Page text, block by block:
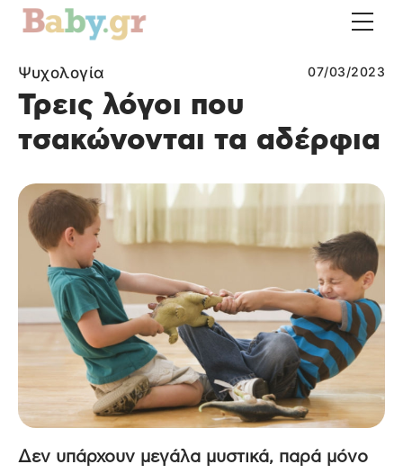
Ψυχολογία 07/03/2023
Τρεις λόγοι που
τσακώνονται τα αδέρφια
Δεν υπάρχουν μεγάλα μυστικά, παρά μόνο